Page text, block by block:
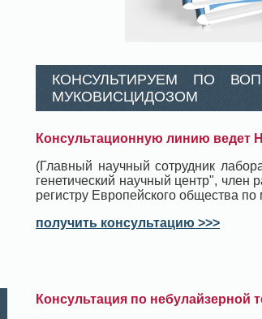
КОНСУЛЬТИРУЕМ ПО
МУКОВИСЦИДОЗОМ
Консультационную линию ведет
(Главный научный сотрудник
генетический научный центр", член
регистру Европейского общества
получить консультацию >>>
Консультация по небулайзерной